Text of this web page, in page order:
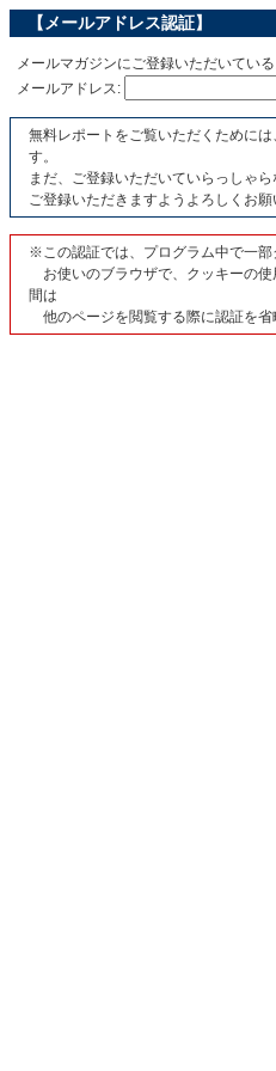
【メールアドレス認証】
メールマガジンにご登録いただいてい
メールアドレス:
無料レポートをご覧いただくために
す。
まだ、ご登録いただいていらっしゃ
ご登録いただきますようよろしくお願
※この認証では、プログラム中で一部
お使いのブラウザで、クッキーの
間は
他のページを閲覧する際に認証を省